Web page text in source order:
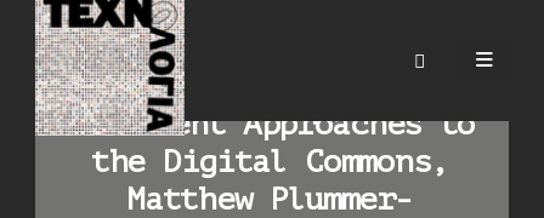
Bots vs. AI: Two Kinds of
Software Art Take
Different Approaches to
the Digital Commons,
Matthew Plummer-